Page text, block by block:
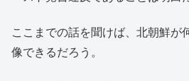
ここまでの話を聞けば、北朝鮮が
像できるだろう。